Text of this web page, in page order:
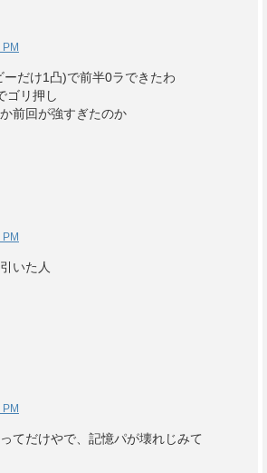
だけ1凸)で前半0ラできたわ
ゴリ押し
前回が強すぎたのか
いた人
てだけやで、記憶パが壊れじみて